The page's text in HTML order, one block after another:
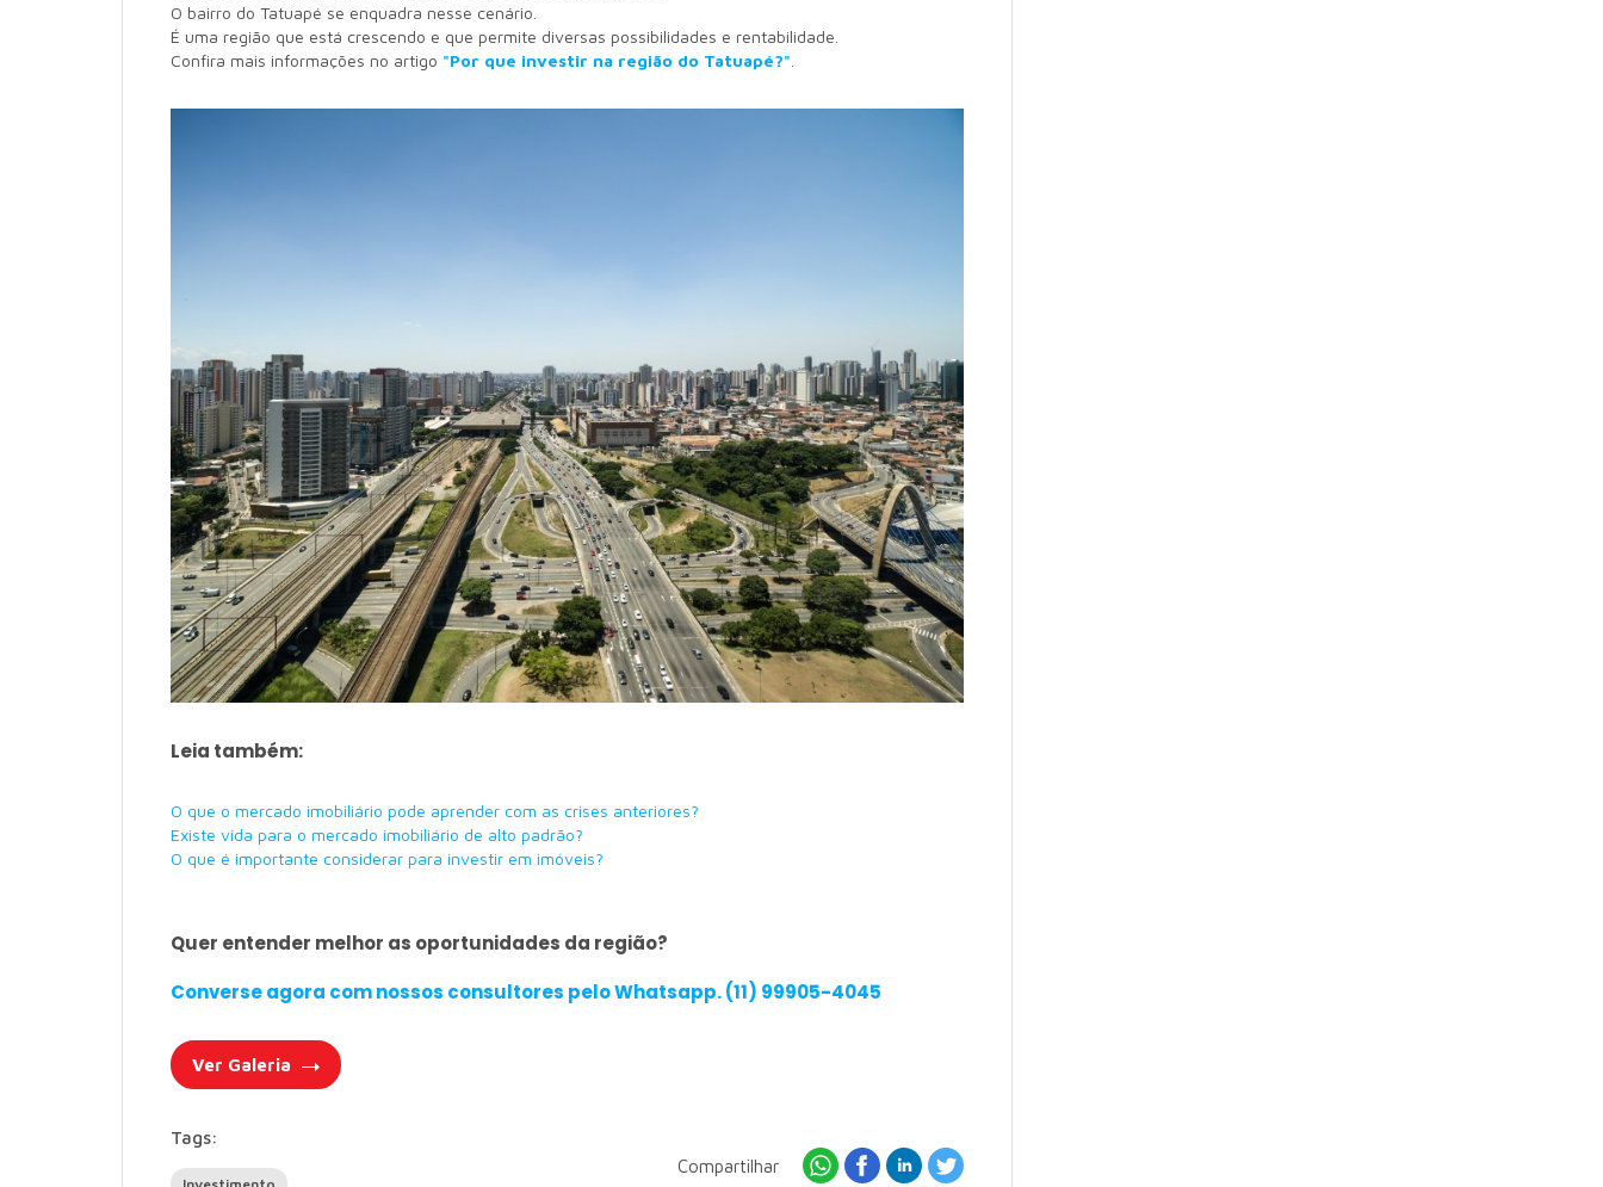
O bairro do Tatuapé se enquadra nesse cenário.
É uma região que está crescendo e que permite diversas possibilidades e rentabilidade.
Confira mais informações no artigo "Por que investir na região do Tatuapé?"
Leia também:
O que o mercado imobiliário pode aprender com as crises anteriores?
Existe vida para o mercado imobiliário de alto padrão?
O que é importante considerar para investir em imóveis?
Quer entender melhor as oportunidades da região?
Converse agora com nossos consultores pelo Whatsapp. (11) 99905-4045
Ver Galeria
Tags:
Compartilhar